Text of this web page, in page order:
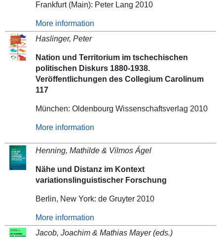
Frankfurt (Main): Peter Lang 2010
More information
Haslinger, Peter
Nation und Territorium im tschechischen
politischen Diskurs 1880-1938.
Veröffentlichungen des Collegium Carolinum
117
München: Oldenbourg Wissenschaftsverlag 2010
More information
Henning, Mathilde & Vilmos Ágel
Nähe und Distanz im Kontext
variationslinguistischer Forschung
Berlin, New York: de Gruyter 2010
More information
Jacob, Joachim & Mathias Mayer (eds.)